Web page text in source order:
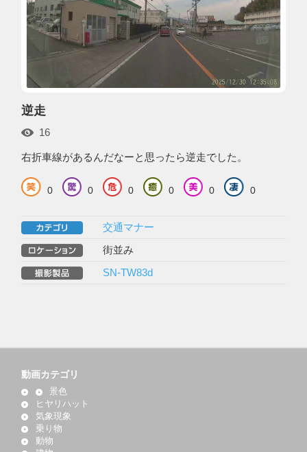
逆走
16
右折車線があるんだなーと思ったら逆走でした。
0 0 0 0 0 0
交通マナー
街並み
SN-TW83d
動画カテゴリ
景色
ヒヤリハット
気象現象
乗り物
動物